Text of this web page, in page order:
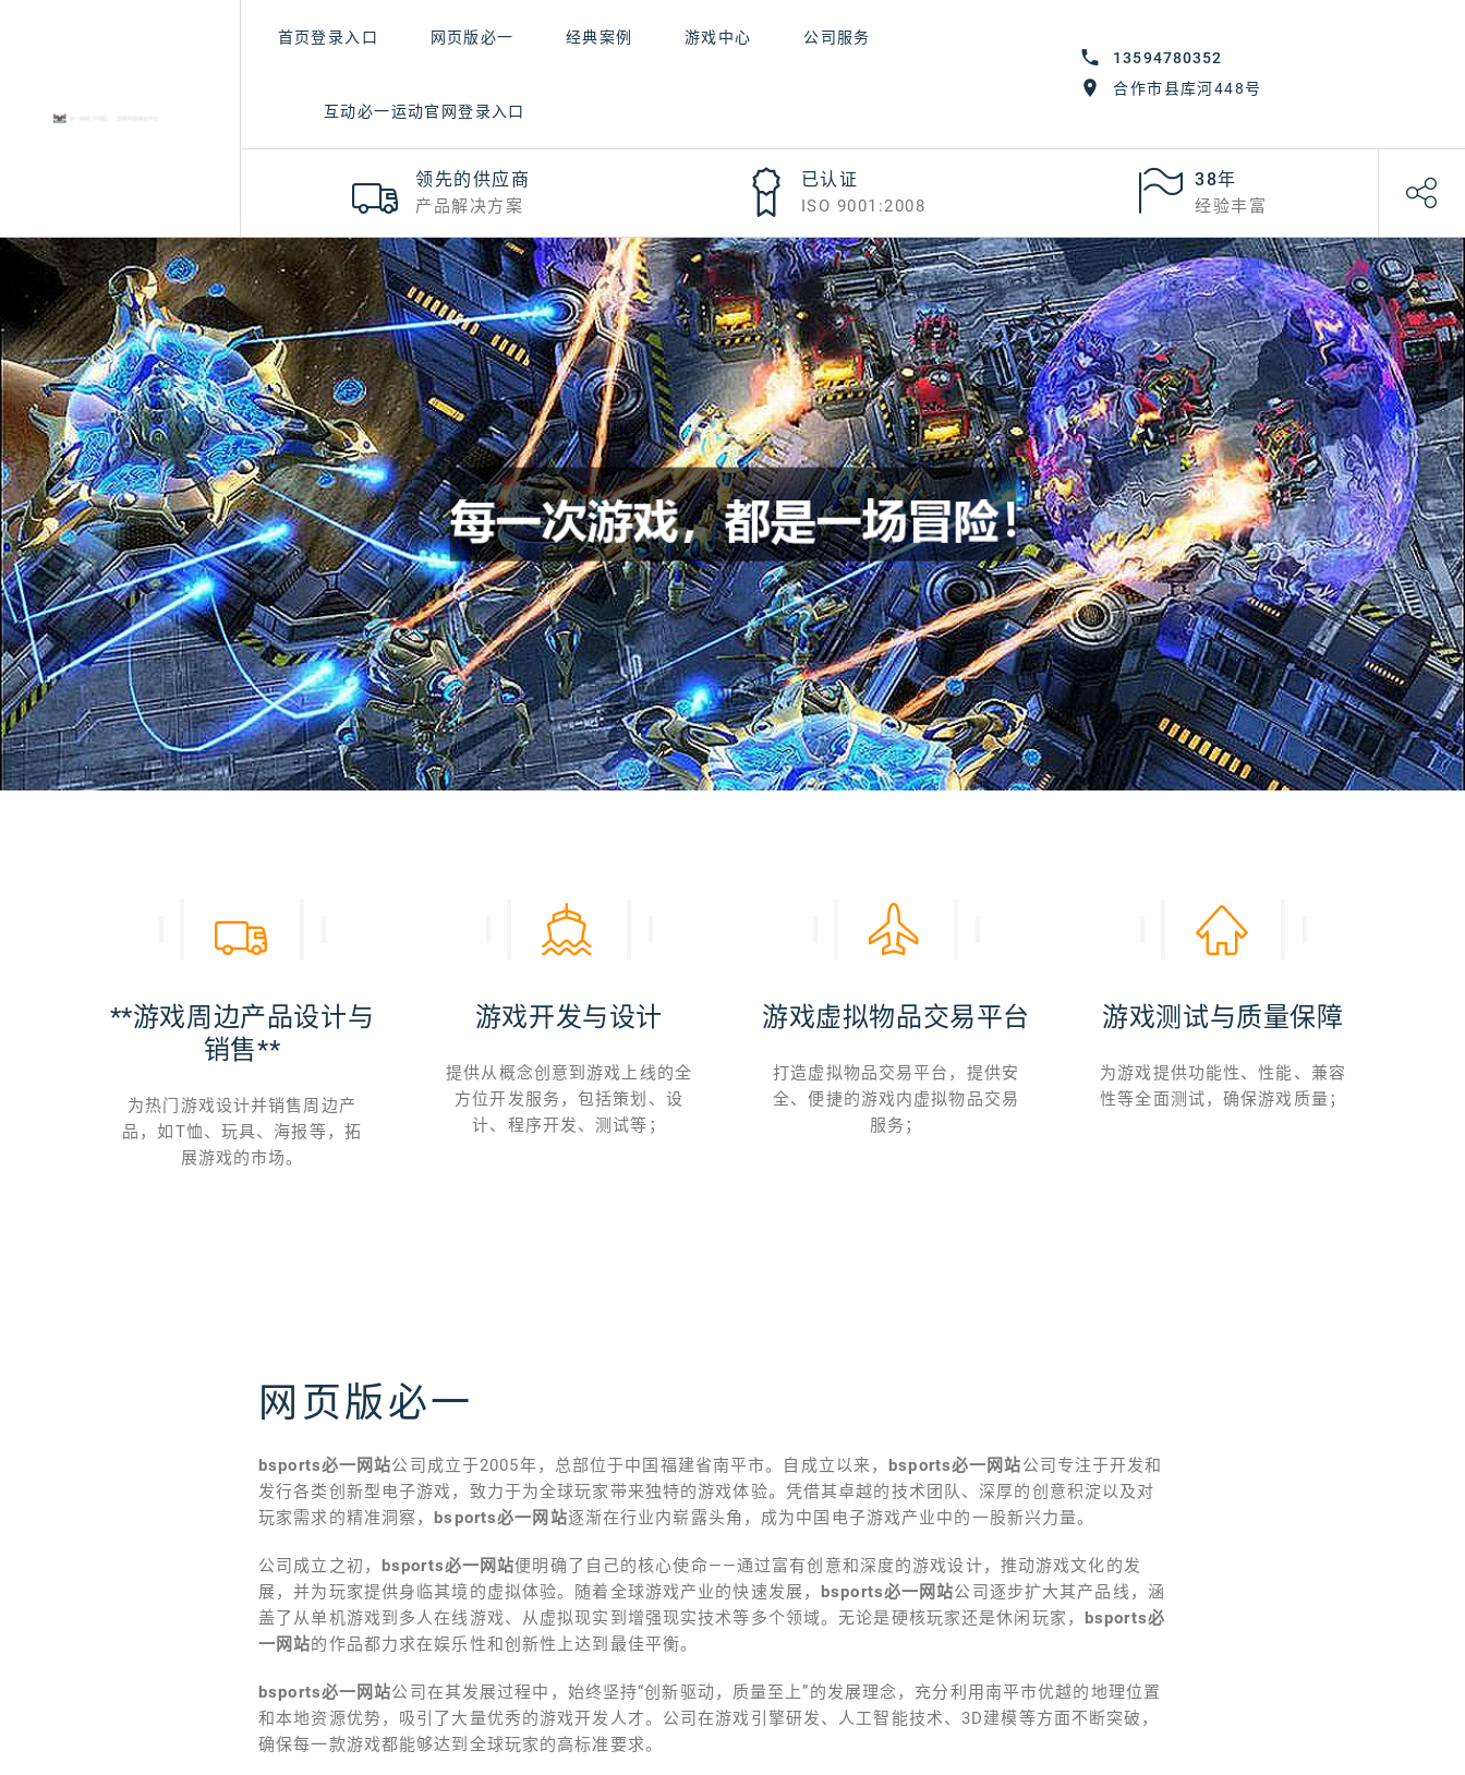
13594780352
合作市县库河448号
首页登录入口 网页版必一 经典案例 游戏中心 公司服务
互动必一运动官网登录入口
领先的供应商
产品解决方案
已认证
ISO 9001:2008
38年
经验丰富
每一次游戏，都是一场冒险！
互动必一运动官网登录入口
**游戏周边产品设计与
销售**
为热门游戏设计并销售周边产
品，如T恤、玩具、海报等，拓
展游戏的市场。
游戏开发与设计
提供从概念创意到游戏上线的全
方位开发服务，包括策划、设
计、程序开发、测试等；
游戏虚拟物品交易平台
打造虚拟物品交易平台，提供安
全、便捷的游戏内虚拟物品交易
服务；
游戏测试与质量保障
为游戏提供功能性、性能、兼容
性等全面测试，确保游戏质量；
网页版必一
bsports必一网站公司成立于2005年，总部位于中国福建省南平市。自成立以来，bsports必一网站公司专注于开发和
发行各类创新型电子游戏，致力于为全球玩家带来独特的游戏体验。凭借其卓越的技术团队、深厚的创意积淀以及对
玩家需求的精准洞察，bsports必一网站逐渐在行业内崭露头角，成为中国电子游戏产业中的一股新兴力量。
公司成立之初， bsports必一网站便明确了自己的核心使命——通过富有创意和深度的游戏设计，推动游戏文化的发
展，并为玩家提供身临其境的虚拟体验。随着全球游戏产业的快速发展， bsports必一网站公司逐步扩大其产品线，涵
盖了从单机游戏到多人在线游戏、从虚拟现实到增强现实技术等多个领域。无论是硬核玩家还是休闲玩家， bsports必
一网站的作品都力求在娱乐性和创新性上达到最佳平衡。
bsports必一网站公司在其发展过程中，始终坚持“创新驱动，质量至上”的发展理念，充分利用南平市优越的地理位置
和本地资源优势，吸引了大量优秀的游戏开发人才。公司在游戏引擎研发、人工智能技术、3D建模等方面不断突破，
确保每一款游戏都能够达到全球玩家的高标准要求。